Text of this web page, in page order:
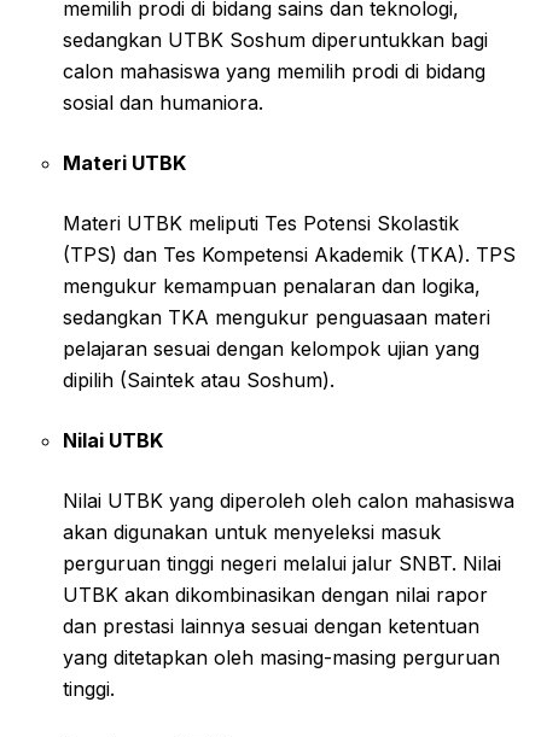
memilih prodi di bidang sains dan teknologi,
sedangkan UTBK Soshum diperuntukkan bagi
calon mahasiswa yang memilih prodi di bidang
sosial dan humaniora.
Materi UTBK
Materi UTBK meliputi Tes Potensi Skolastik
(TPS) dan Tes Kompetensi Akademik (TKA). TPS
mengukur kemampuan penalaran dan logika,
sedangkan TKA mengukur penguasaan materi
pelajaran sesuai dengan kelompok ujian yang
dipilih (Saintek atau Soshum).
Nilai UTBK
Nilai UTBK yang diperoleh oleh calon mahasiswa
akan digunakan untuk menyeleksi masuk
perguruan tinggi negeri melalui jalur SNBT. Nilai
UTBK akan dikombinasikan dengan nilai rapor
dan prestasi lainnya sesuai dengan ketentuan
yang ditetapkan oleh masing-masing perguruan
tinggi.